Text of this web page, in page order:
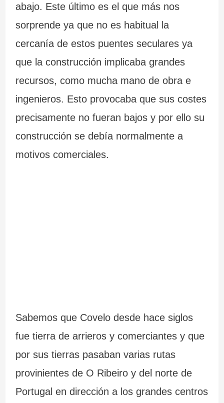
abajo. Este último es el que más nos
sorprende ya que no es habitual la
cercanía de estos puentes seculares ya
que la construcción implicaba grandes
recursos, como mucha mano de obra e
ingenieros. Esto provocaba que sus costes
precisamente no fueran bajos y por ello su
construcción se debía normalmente a
motivos comerciales.
Sabemos que Covelo desde hace siglos
fue tierra de arrieros y comerciantes y que
por sus tierras pasaban varias rutas
provinientes de O Ribeiro y del norte de
Portugal en dirección a los grandes centros